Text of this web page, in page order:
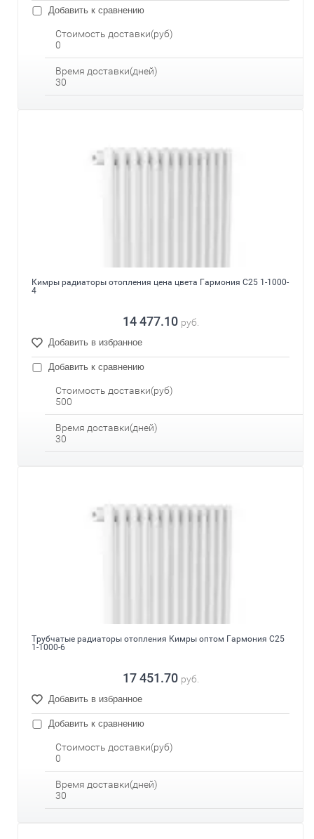
Добавить к сравнению
Стоимость доставки(руб)
0
Время доставки(дней)
30
Кимры радиаторы отопления цена цвета Гармония С25 1-1000-
4
14 477.10 руб.
Добавить в избранное
Добавить к сравнению
Стоимость доставки(руб)
500
Время доставки(дней)
30
Трубчатые радиаторы отопления Кимры оптом Гармония С25
1-1000-6
17 451.70 руб.
Добавить в избранное
Добавить к сравнению
Стоимость доставки(руб)
0
Время доставки(дней)
30